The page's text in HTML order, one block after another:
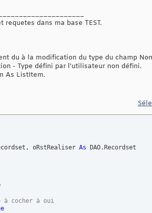
dans ma base TEST.
du à la modification du type du champ
- Type défini par l'utilisateur non défini.
As ListItem.
oRstRealiser As
cocher à oui